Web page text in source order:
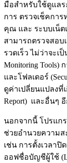
มือสำหรับใช้ดูแลร
การ ตรวจเช็คกา
คุณ และ ระบบเน็ต
สามารถตรวจสอบ
รวดเร็ว ไม่ว่าจะเ
Monitoring
และโฟลเดอร์
ดูค่าเปลี่ยนแปลงที่
Report) และอื่นๆ
นอกจากนี้ โปรแกร
ช่วยอำนวยความส
เช่น การตั้งเวลาปิ
ออฟชื่อบัญชีผู้ใช้